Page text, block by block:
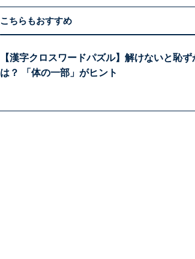
こちらもおすすめ
【漢字クロスワードパズル】解けないと恥
は？ 「体の一部」がヒント